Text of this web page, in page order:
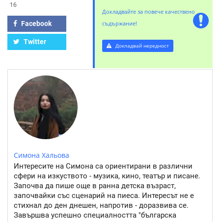
16
Facebook
Twitter
Докладвайте за повече качествено
съдържание!
Докладвай нередност
Симона Хальова
Интересите на Симона са ориентирани в различни
сфери на изкуството - музика, кино, театър и писане.
Започва да пише още в ранна детска възраст,
започвайки със сценарий на пиеса. Интересът не е
стихнал до ден днешен, напротив - доразвива се.
Завършва успешно специалността "българска